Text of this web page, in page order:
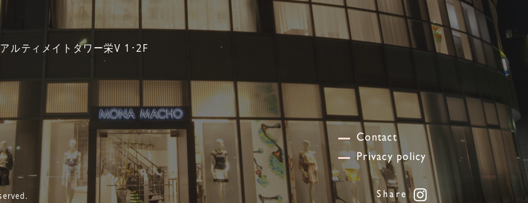
ルティメイトタワー栄V 1･2F
Contact
Privacy policy
Share